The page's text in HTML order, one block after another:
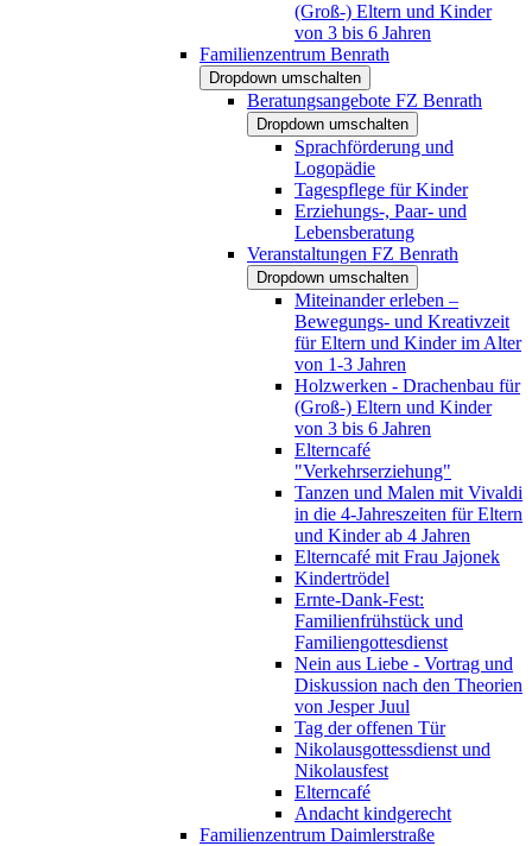
(Groß-) Eltern und Kinder
von 3 bis 6 Jahren
Familienzentrum Benrath
Dropdown umschalten
Beratungsangebote FZ Benrath
Dropdown umschalten
Sprachförderung und
Logopädie
Tagespflege für Kinder
Erziehungs-, Paar- und
Lebensberatung
Veranstaltungen FZ Benrath
Dropdown umschalten
Miteinander erleben –
Bewegungs- und Kreativzeit
für Eltern und Kinder im Alter
von 1-3 Jahren
Holzwerken - Drachenbau für
(Groß-) Eltern und Kinder
von 3 bis 6 Jahren
Elterncafé
"Verkehrserziehung"
Tanzen und Malen mit Vivaldi
in die 4-Jahreszeiten für Eltern
und Kinder ab 4 Jahren
Elterncafé mit Frau Jajonek
Kindertrödel
Ernte-Dank-Fest:
Familienfrühstück und
Familiengottesdienst
Nein aus Liebe - Vortrag und
Diskussion nach den Theorien
von Jesper Juul
Tag der offenen Tür
Nikolausgottessdienst und
Nikolausfest
Elterncafé
Andacht kindgerecht
Familienzentrum Daimlerstraße